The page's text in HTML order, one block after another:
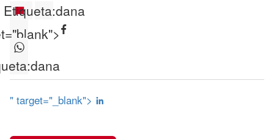
Etiqueta:dana
dana
" target="_blank">